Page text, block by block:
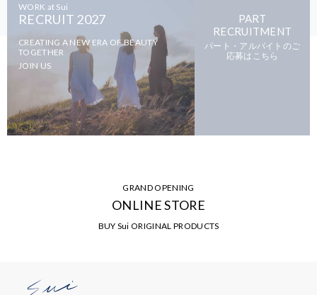
WORK at Sui
RECRUIT 2027
CREATING A NEW ERA OF BEAUTY
TOGETHER
JOIN US
PART
RECRUITMENT
パート・アルバイトのご
応募はこちら
GRAND OPENING
ONLINE STORE
BUY Sui ORIGINAL PRODUCTS